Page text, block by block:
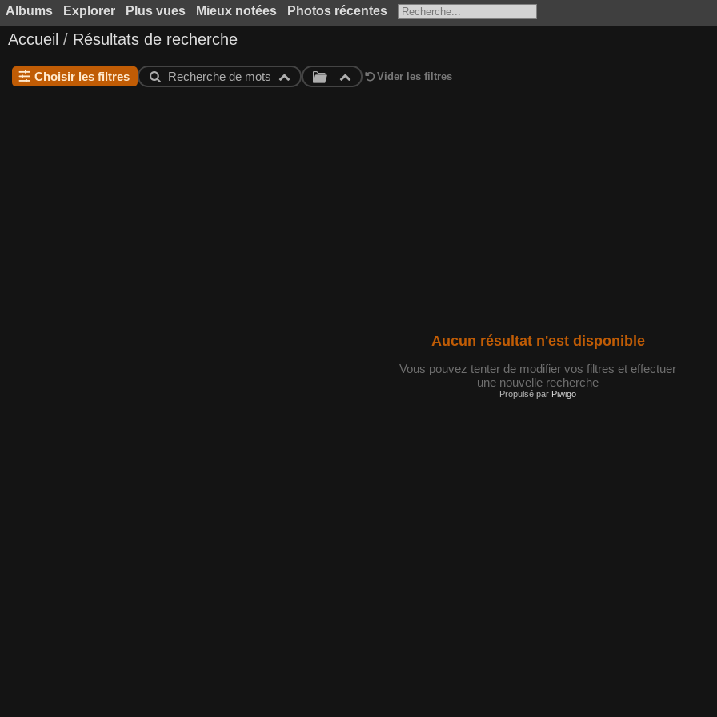
Albums Explorer Plus vues Mieux notées Photos récentes
Accueil / Résultats de recherche
Choisir les filtres Recherche de mots Vider les filtres
Aucun résultat n'est disponible
Vous pouvez tenter de modifier vos filtres et effectuer
une nouvelle recherche
Propulsé par Piwigo